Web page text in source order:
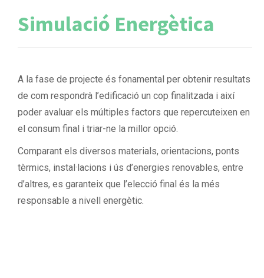
Simulació Energètica
A la fase de projecte és fonamental per obtenir resultats
de com respondrà l’edificació un cop finalitzada i així
poder avaluar els múltiples factors que repercuteixen en
el consum final i triar-ne la millor opció.
Comparant els diversos materials, orientacions, ponts
tèrmics, instal·lacions i ús d’energies renovables, entre
d’altres, es garanteix que l’elecció final és la més
responsable a nivell energètic.